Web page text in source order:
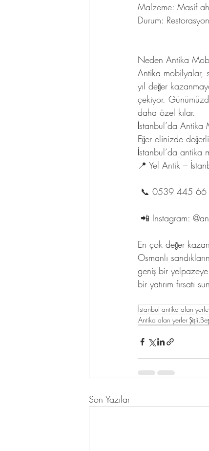
Malzeme: Masif
Durum:
Neden Antika
Antika mobilyalar,
yıl değer
çekiyor.
daha özel kılar.
İstanbul’da Antika
Eğer elinizde
İstanbul’da antika
📍 Yel Antik –
📞 0539 445 66
📲 Instagram:
En çok değer
Osmanlı
geniş bir
bir yatırım fırsatı
İstanbul antika alan
Antika alan yerler
Son Yazılar